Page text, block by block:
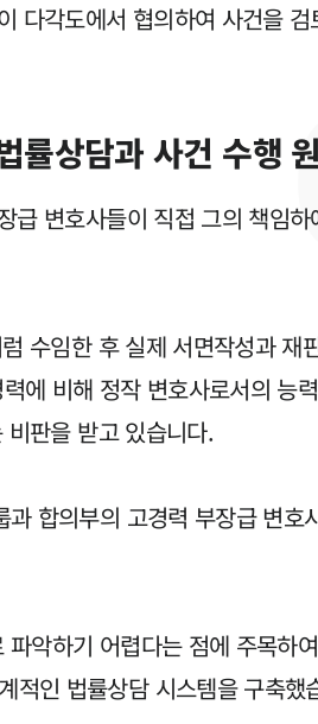
구성원
소식/
언론보
법률서
뉴스레터/브로
다각도에서 협의하여 사건을 검
률상담과 사건 수행
급 변호사들이 직접 그의 책임
수임한 후 실제 서면작성과 재
에 비해 정작 변호사로서의 능
판을 받고 있습니다.
합의부의 고경력 부장급 변호
악하기 어렵다는 점에 주목하
적인 법률상담 시스템을 구축했